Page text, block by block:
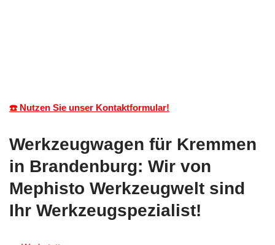
☎️ Nutzen Sie unser Kontaktformular!
Werkzeugwagen für Kremmen
in Brandenburg: Wir von
Mephisto Werkzeugwelt sind
Ihr Werkzeugspezialist!